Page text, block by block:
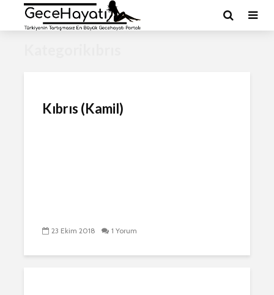
Kıbrıs (Kamil)
23 Ekim 2018 1 Yorum